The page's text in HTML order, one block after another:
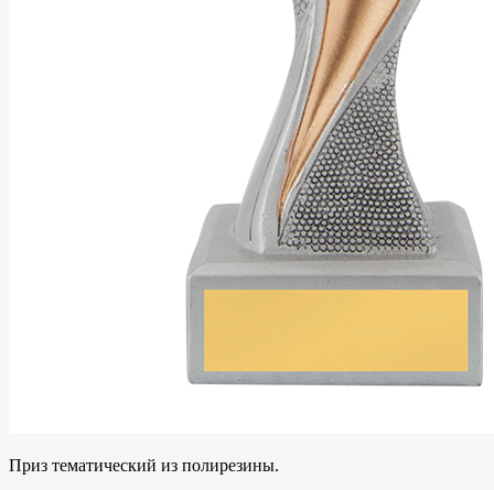
Приз тематический из полирезины.